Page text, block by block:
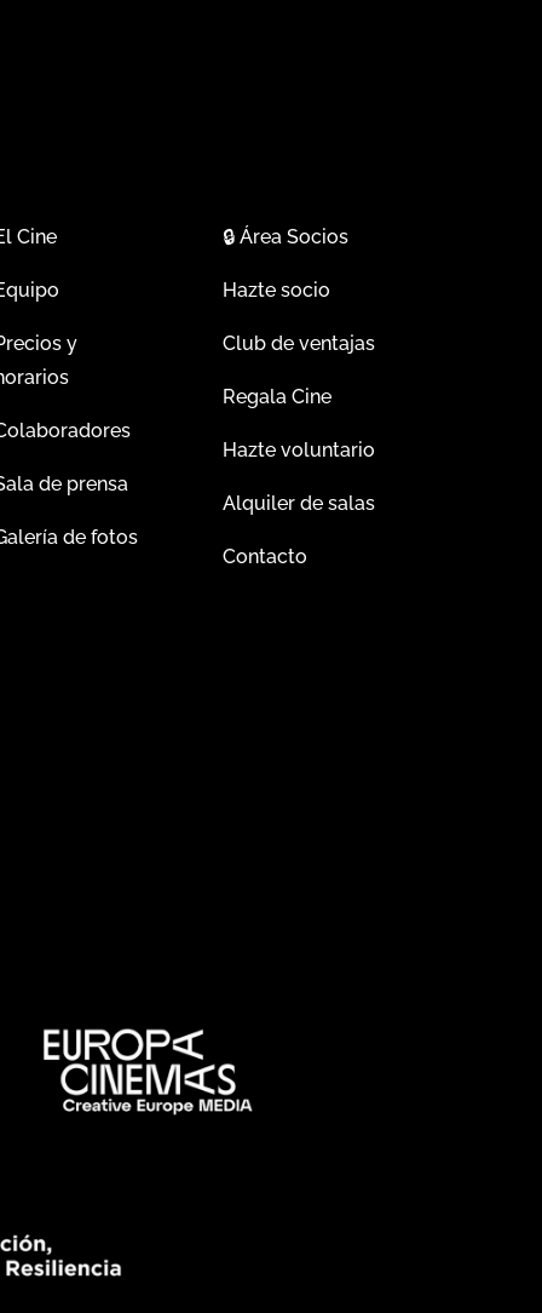
Cine
y
de prensa
de fotos
🔒Área Socios
Hazte socio
Club de ventajas
Regala Cine
Hazte voluntario
Alquiler de salas
Contacto